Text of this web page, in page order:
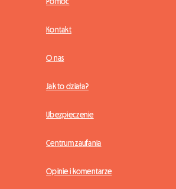
Kontakt
O nas
Jak to działa?
Ubezpieczenie
Centrum zaufania
Opinie i komentarze